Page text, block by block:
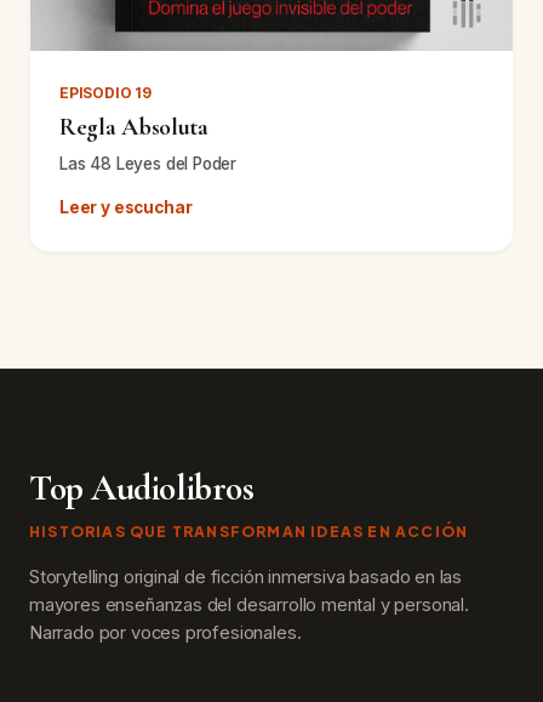
EPISODIO 19
Regla Absoluta
Las 48 Leyes del Poder
Leer y escuchar
Top Audiolibros
HISTORIAS QUE TRANSFORMAN IDEAS EN ACCIÓN
Storytelling original de ficción inmersiva basado en las
mayores enseñanzas del desarrollo mental y personal.
Narrado por voces profesionales.